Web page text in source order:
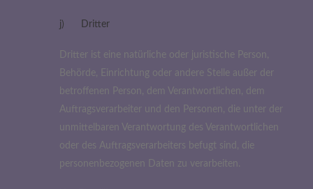
j) Dritter
Dritter ist eine natürliche oder juristische Person,
Behörde, Einrichtung oder andere Stelle außer der
betroffenen Person, dem Verantwortlichen, dem
Auftragsverarbeiter und den Personen, die unter der
unmittelbaren Verantwortung des Verantwortlichen
oder des Auftragsverarbeiters befugt sind, die
personenbezogenen Daten zu verarbeiten.